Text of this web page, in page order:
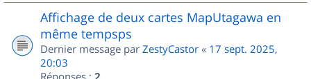
Affichage de deux cartes MapUtagawa en
même tempsps
Dernier message par ZestyCastor « 17 sept. 2025,
20:03
Réponses :